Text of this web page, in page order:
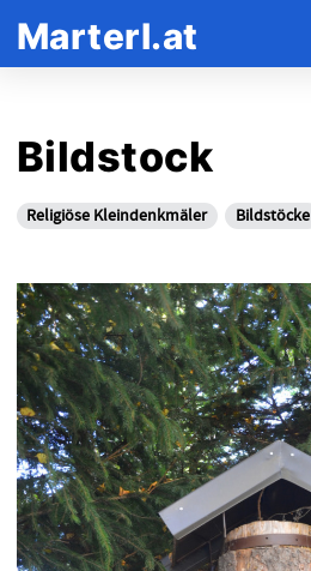
Marterl.at
Bildstock
Religiöse Kleindenkmäler Bildstöcke